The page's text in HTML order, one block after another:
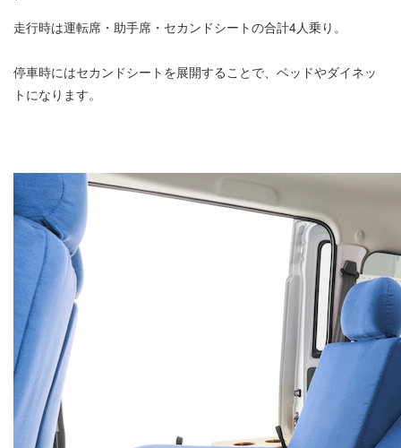
走行時は運転席・助手席・セカンドシートの合計4人乗り。
停車時にはセカンドシートを展開することで、ベッドやダイネッ
トになります。